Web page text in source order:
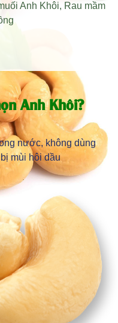
Anh Khôi, Rau mầm
Anh Khôi?
nước, không dùng
mùi hôi dầu